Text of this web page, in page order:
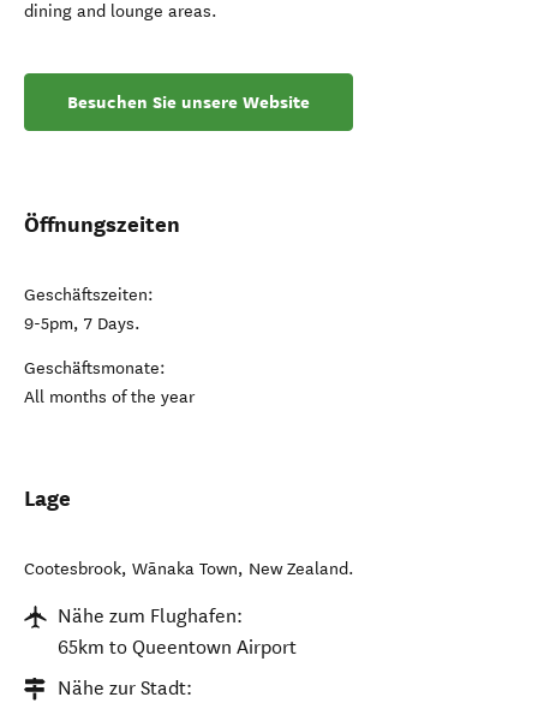
dining and lounge areas.
Besuchen Sie unsere Website
Öffnungszeiten
Geschäftszeiten:
9-5pm, 7 Days.
Geschäftsmonate:
All months of the year
Lage
Cootesbrook, Wānaka Town, New Zealand.
Nähe zum Flughafen:
65km to Queentown Airport
Nähe zur Stadt: